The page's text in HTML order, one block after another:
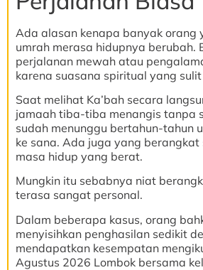
Ada alasan kenapa banyak orang
umrah merasa hidupnya berubah.
perjalanan mewah atau
karena suasana spiritual yang
Saat melihat Ka’bah secara
jamaah tiba-tiba menangis tanpa
sudah menunggu bertahun-tahun
ke sana. Ada juga yang
masa hidup yang berat.
Mungkin itu sebabnya niat
terasa sangat personal.
Dalam beberapa kasus, orang
menyisihkan penghasilan sedikit
mendapatkan kesempatan
Agustus 2026 Lombok bersama